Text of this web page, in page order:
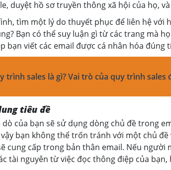
duyệt hồ sơ truyền thông xã hội của họ,
tìm một lý do thuyết phục để liên hệ với
Bạn có thể suy luận gì từ các trang mà
bạn viết các email được cá nhân hóa đúng
trình sales là gì? Vai trò của quy trình
tiêu đề
của bạn sẽ sử dụng dòng chủ đề trong
bạn không thể trốn tránh với một chủ
cung cấp trong bản thân email. Nếu
tài nguyên từ việc đọc thông điệp của